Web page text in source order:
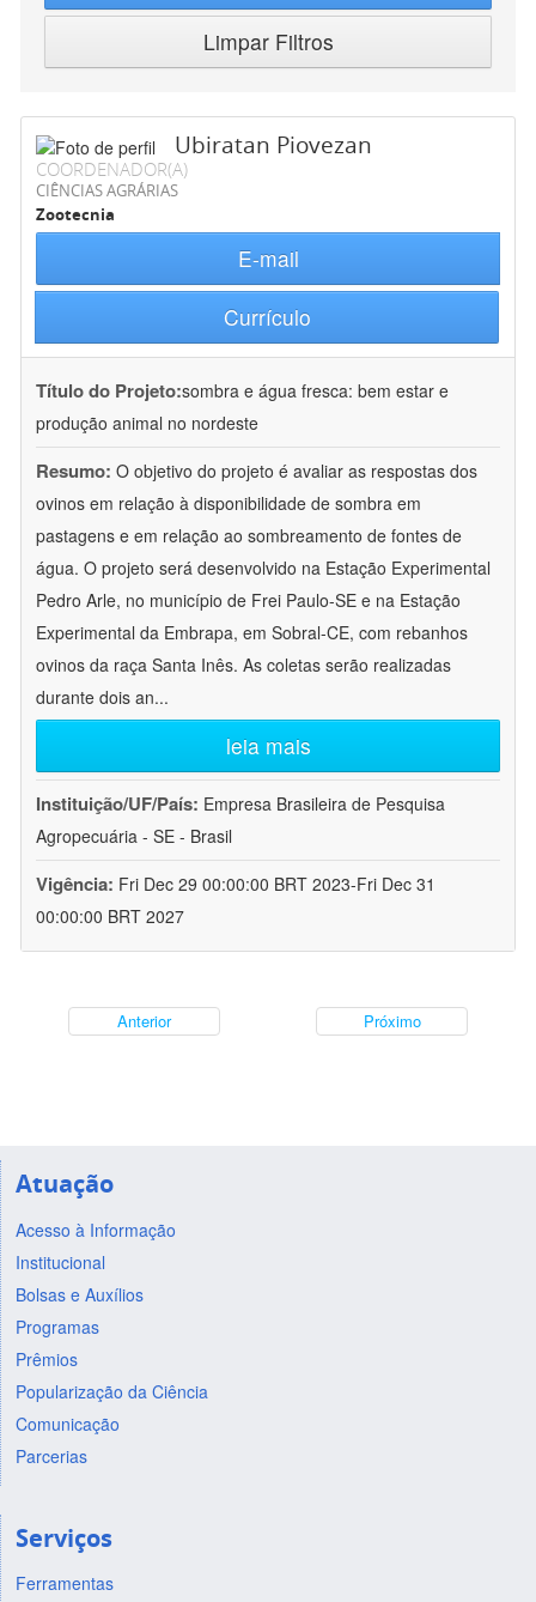
Limpar Filtros
Ubiratan Piovezan
COORDENADOR(A)
CIÊNCIAS AGRÁRIAS
Zootecnia
E-mail
Currículo
Título do Projeto:sombra e água fresca: bem estar e
produção animal no nordeste
Resumo: O objetivo do projeto é avaliar as respostas dos
ovinos em relação à disponibilidade de sombra em
pastagens e em relação ao sombreamento de fontes de
água. O projeto será desenvolvido na Estação Experimental
Pedro Arle, no município de Frei Paulo-SE e na Estação
Experimental da Embrapa, em Sobral-CE, com rebanhos
ovinos da raça Santa Inês. As coletas serão realizadas
durante dois an...
leia mais
Instituição/UF/País: Empresa Brasileira de Pesquisa
Agropecuária - SE - Brasil
Vigência: Fri Dec 29 00:00:00 BRT 2023-Fri Dec 31
00:00:00 BRT 2027
Anterior Próximo
Atuação
Acesso à Informação
Institucional
Bolsas e Auxílios
Programas
Prêmios
Popularização da Ciência
Comunicação
Parcerias
Serviços
Ferramentas